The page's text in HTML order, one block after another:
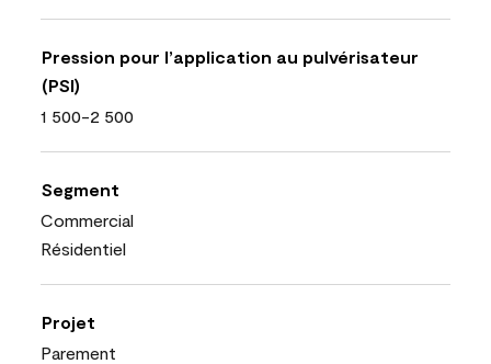
Pression pour l’application au pulvérisateur
(PSI)
1 500-2 500
Segment
Commercial
Résidentiel
Projet
Parement